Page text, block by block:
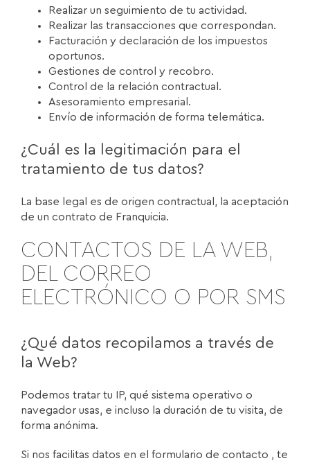
Realizar un seguimiento de tu actividad.
Realizar las transacciones que correspondan.
Facturación y declaración de los impuestos
oportunos.
Gestiones de control y recobro.
Control de la relación contractual.
Asesoramiento empresarial.
Envío de información de forma telemática.
¿Cuál es la legitimación para el
tratamiento de tus datos?
La base legal es de origen contractual, la aceptación
de un contrato de Franquicia.
CONTACTOS DE LA WEB,
DEL CORREO
ELECTRÓNICO O POR SMS
¿Qué datos recopilamos a través de
la Web?
Podemos tratar tu IP, qué sistema operativo o
navegador usas, e incluso la duración de tu visita, de
forma anónima.
Si nos facilitas datos en el formulario de contacto , te